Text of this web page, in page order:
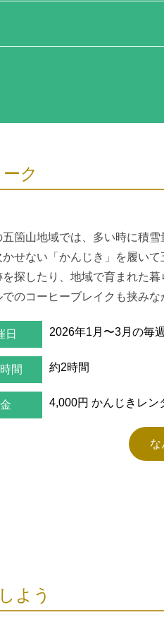
ク
五箇山地域では、多い時に積
せない「かんじき」を履い
を探したり、地域で育まれた
のコーヒーブレイクも挟みな
日 2026年1月〜3月の毎
間 約2時間
4,000円 かんじきレン
な
よう